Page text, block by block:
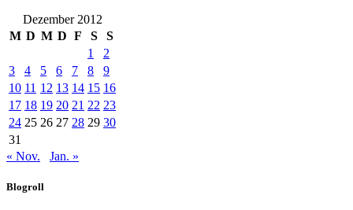
Dezember 2012
M D M D F S
S
1
2
3
4 5 6 7 8
9
10 11 12 13 14 15 16
17 18 19 20 21 22 23
24 25 26 27 28 29 30
31
« Nov.
Jan. »
Blogroll